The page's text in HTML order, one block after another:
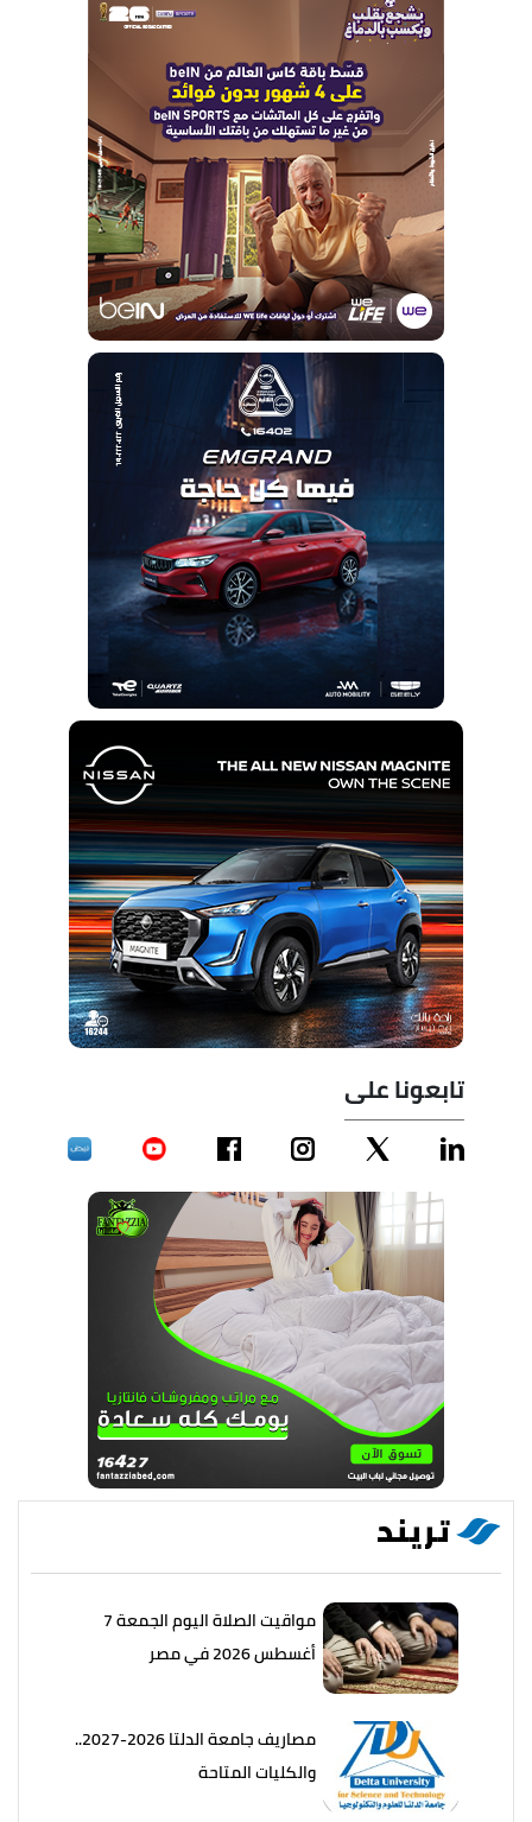
تابعونا على
تريند
مواقيت الصلاة اليوم الجمعة 7
أغسطس 2026 في مصر
مصاريف جامعة الدلتا 2026-2027..
والكليات المتاحة